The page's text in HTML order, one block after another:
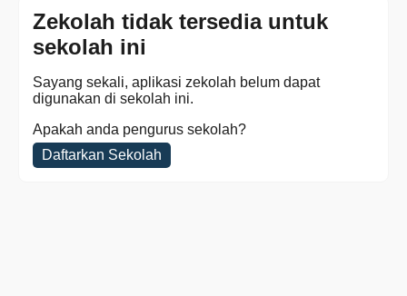
Zekolah tidak tersedia untuk
sekolah ini
Sayang sekali, aplikasi zekolah belum dapat
digunakan di sekolah ini.
Apakah anda pengurus sekolah?
Daftarkan Sekolah